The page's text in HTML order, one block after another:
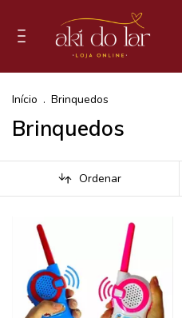
Início . Brinquedos
Brinquedos
Ordenar